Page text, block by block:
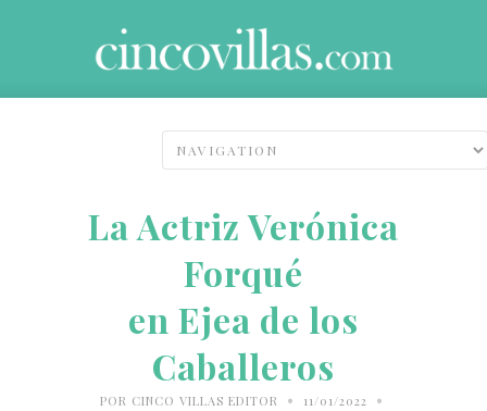
La Actriz Verónica
Forqué
en Ejea de los
Caballeros
POR CINCO VILLAS EDITOR • 11/01/2022 •